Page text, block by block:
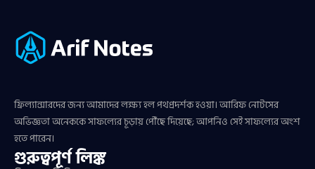
ফ্রিল্যান্সারদের জন্য আমাদের লক্ষ্য হল পথপ্রদর্শক হওয়া। আরিফ নোটসের
অভিজ্ঞতা অনেককে সাফল্যের চূড়ায় পৌঁছে দিয়েছে; আপনিও সেই সাফল্যের অংশ
হতে পারেন।
গুরুত্বপূর্ণ লিঙ্ক